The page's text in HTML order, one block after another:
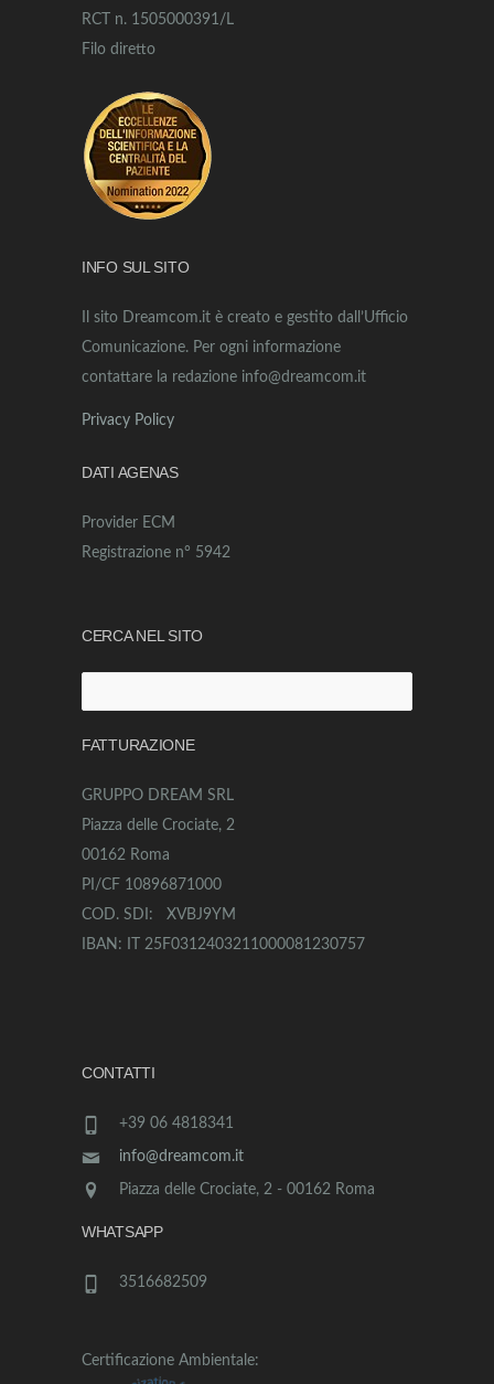
RCT n. 1505000391/L
Filo diretto
INFO SUL SITO
Il sito Dreamcom.it è creato e gestito dall’Ufficio
Comunicazione. Per ogni informazione
contattare la redazione info@dreamcom.it
Privacy Policy
DATI AGENAS
Provider ECM
Registrazione n° 5942
CERCA NEL SITO
per:
FATTURAZIONE
GRUPPO DREAM SRL
Piazza delle Crociate, 2
00162 Roma
PI/CF 10896871000
COD. SDI: XVBJ9YM
IBAN: IT 25F0312403211000081230757
CONTATTI
+39 06 4818341
info@dreamcom.it
Piazza delle Crociate, 2 - 00162 Roma
WHATSAPP
3516682509
Certificazione Ambientale: